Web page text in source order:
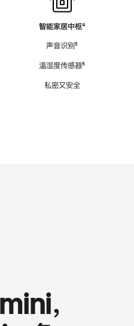
智能家居中枢脚
⁴
声音识别脚
⁵
温湿度传感器脚
⁶
私密又安全
，